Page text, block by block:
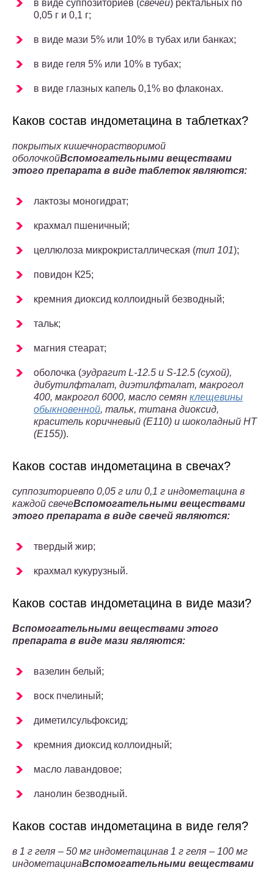
в виде суппозиториев (свечей) ректальных по
0,05 г и 0,1 г;
в виде мази 5% или 10% в тубах или банках;
в виде геля 5% или 10% в тубах;
в виде глазных капель 0,1% во флаконах.
Каков состав индометацина в таблетках?
покрытых кишечнорастворимой
оболочкойВспомогательными веществами
этого препарата в виде таблеток являются:
лактозы моногидрат;
крахмал пшеничный;
целлюлоза микрокристаллическая (тип 101);
повидон К25;
кремния диоксид коллоидный безводный;
тальк;
магния стеарат;
оболочка (эудрагит L-12.5 и S-12.5 (сухой),
дибутилфталат, диэтилфталат, макрогол
400, макрогол 6000, масло семян клещевины
обыкновенной, тальк, титана диоксид,
краситель коричневый (E110) и шоколадный HT
(E155)).
Каков состав индометацина в свечах?
суппозиториевпо 0,05 г или 0,1 г индометацина в
каждой свечеВспомогательными веществами
этого препарата в виде свечей являются:
твердый жир;
крахмал кукурузный.
Каков состав индометацина в виде мази?
Вспомогательными веществами этого
препарата в виде мази являются:
вазелин белый;
воск пчелиный;
диметилсульфоксид;
кремния диоксид коллоидный;
масло лавандовое;
ланолин безводный.
Каков состав индометацина в виде геля?
в 1 г геля – 50 мг индометацинав 1 г геля – 100 мг
индометацинаВспомогательными веществами